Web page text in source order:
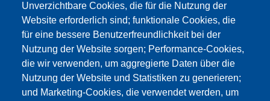
Unverzichtbare Cookies, die für die Nutzung der
Website erforderlich sind; funktionale Cookies, die
für eine bessere Benutzerfreundlichkeit bei der
Nutzung der Website sorgen; Performance-Cookies,
die wir verwenden, um aggregierte Daten über die
Nutzung der Website und Statistiken zu generieren;
und Marketing-Cookies, die verwendet werden, um
Dieser Inhalt ist blockiert, da die Google Maps
Cookies nicht akzeptiert wurden.